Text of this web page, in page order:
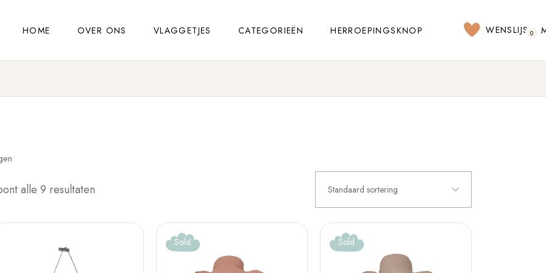
HOME OVER ONS VLAGGETJES CATEGORIEËN HERROEPINGSKNOP WENSLIJST
0
alle 9 resultaten Standaard sortering
Sold Sold